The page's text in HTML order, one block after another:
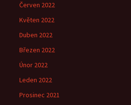
Červen 2022
Květen 2022
Duben 2022
Březen 2022
Únor 2022
Leden 2022
Prosinec 2021